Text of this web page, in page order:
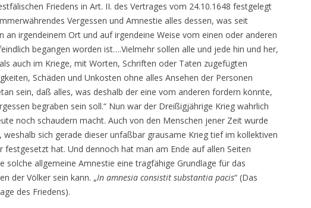
Friedens in Art. II. des Vertrages vom 24.10.1648 festgelegt
Vergessen und Amnestie alles dessen, was seit
an irgendeinem Ort und auf irgendeine Weise vom einen oder anderen
begangen worden ist….Vielmehr sollen alle und jede hin und her,
auch im Kriege, mit Worten, Schriften oder Taten zugefügten
Schäden und Unkosten ohne alles Ansehen der Personen
sein, daß alles, was deshalb der eine vom anderen fordern könnte,
begraben sein soll.“ Nun war der Dreißigjährige Krieg wahrlich
noch schaudern macht. Auch von den Menschen jener Zeit wurde
sich gerade dieser unfaßbar grausame Krieg tief im kollektiven
festgesetzt hat. Und dennoch hat man am Ende auf allen Seiten
solche allgemeine Amnestie eine tragfähige Grundlage für das
der Völker sein kann. „In amnesia consistit substantia pacis“ (Das
des Friedens).